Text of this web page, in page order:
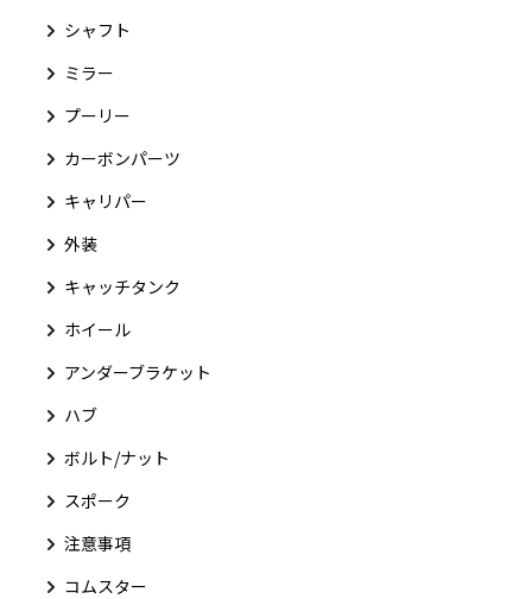
シャフト
ミラー
プーリー
カーボンパーツ
キャリパー
外装
キャッチタンク
ホイール
アンダーブラケット
ハブ
ボルト/ナット
スポーク
注意事項
コムスター